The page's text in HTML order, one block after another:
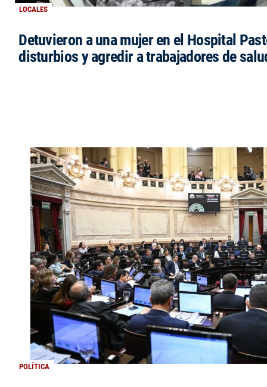
LOCALES
Detuvieron a una mujer en el Hospital
disturbios y agredir a trabajadores de
POLÍTICA